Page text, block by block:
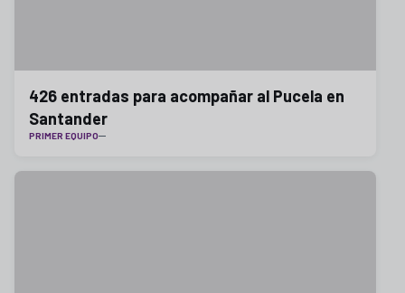
426 entradas para acompañar al Pucela en
Santander
PRIMER EQUIPO